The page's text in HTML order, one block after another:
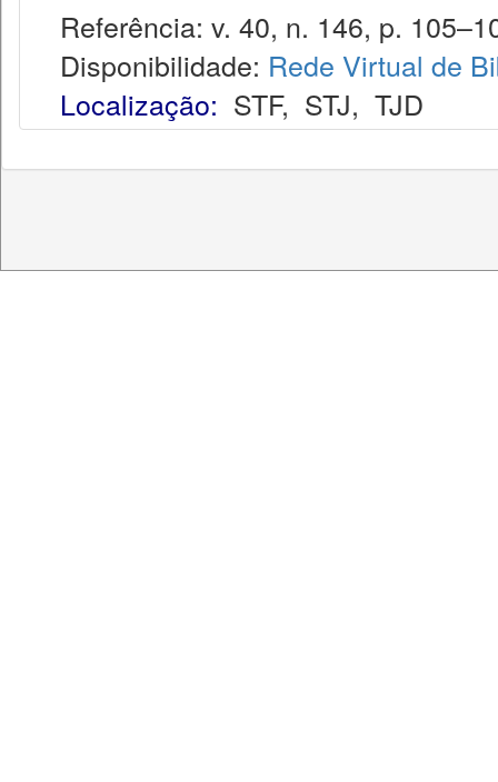
Referência: v. 40, n. 146, p.
Disponibilidade: Rede Virtual de
Localização: STF, STJ, TJD